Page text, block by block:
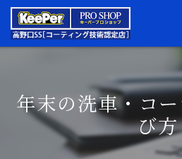
年末の洗車・コ
び方